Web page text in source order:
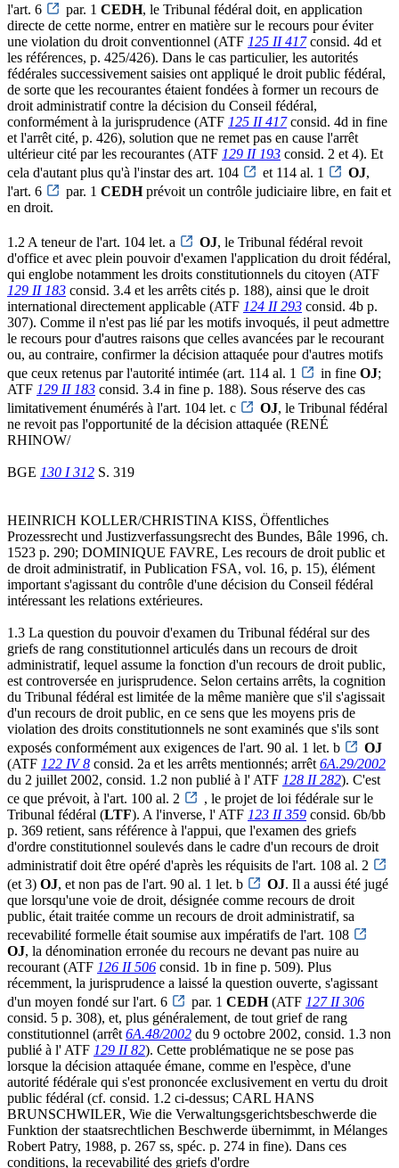
l'art. 6
par. 1 CEDH, le Tribunal fédéral doit, en application
directe de cette norme, entrer en matière sur le recours pour éviter
une violation du droit conventionnel (ATF 125 II 417consid. 4d et
les références, p. 425/426). Dans le cas particulier, les autorités
fédérales successivement saisies ont appliqué le droit public fédéral,
de sorte que les recourantes étaient fondées à former un recours de
droit administratif contre la décision du Conseil fédéral,
conformément à la jurisprudence (ATF 125 II 417consid. 4d in fine
et l'arrêt cité, p. 426), solution que ne remet pas en cause l'arrêt
ultérieur cité par les recourantes (ATF 129 II 193 consid. 2 et 4). Et
cela d'autant plus qu'à l'instar des art. 104
et 114 al. 1 OJ,
l'art. 6
par. 1 CEDHprévoit un contrôle judiciaire libre, en fait et
en droit.
1.2 A teneur de l'art. 104 let. a OJ, le Tribunal fédéral revoit
d'office et avec plein pouvoir d'examen l'application du droit fédéral,
qui englobe notamment les droits constitutionnels du citoyen (ATF
129 II 183 consid. 3.4 et les arrêts cités p. 188), ainsi que le droit
international directement applicable (ATF 124 II 293 consid. 4b p.
307). Comme il n'est pas lié par les motifs invoqués, il peut admettre
le recours pour d'autres raisons que celles avancées par le recourant
ou, au contraire, confirmer la décision attaquée pour d'autres motifs
que ceux retenus par l'autorité intimée (art. 114 al. 1
in fine OJ;
ATF 129 II 183 consid. 3.4 in fine p. 188). Sous réserve des cas
limitativement énumérés à l'art. 104 let. c
OJ, le Tribunal fédéral
ne revoit pas l'opportunité de la décision attaquée (RENÉ
RHINOW/
BGE 130 I 312 S. 319
HEINRICH KOLLER/CHRISTINA KISS, Öffentliches
Prozessrecht und Justizverfassungsrecht des Bundes, Bâle 1996, ch.
1523 p. 290; DOMINIQUE FAVRE, Les recours de droit public et
de droit administratif, in Publication FSA, vol. 16, p. 15), élément
important s'agissant du contrôle d'une décision du Conseil fédéral
intéressant les relations extérieures.
1.3 La question du pouvoir d'examen du Tribunal fédéral sur des
griefs de rang constitutionnel articulés dans un recours de droit
administratif, lequel assume la fonction d'un recours de droit public,
est controversée en jurisprudence. Selon certains arrêts, la cognition
du Tribunal fédéral est limitée de la même manière que s'il s'agissait
d'un recours de droit public, en ce sens que les moyens pris de
violation des droits constitutionnels ne sont examinés que s'ils sont
exposés conformément aux exigences de l'art. 90 al. 1 let. b
OJ
(ATF 122 IV 8 consid. 2a et les arrêts mentionnés; arrêt 6A.29/2002
du 2 juillet 2002, consid. 1.2 non publié à l' ATF 128 II 282). C'est
ce que prévoit, à l'art. 100 al. 2
, le projet de loi fédérale sur le
Tribunal fédéral (LTF). A l'inverse, l' ATF 123 II 359 consid. 6b/bb
p. 369 retient, sans référence à l'appui, que l'examen des griefs
d'ordre constitutionnel soulevés dans le cadre d'un recours de droit
administratif doit être opéré d'après les réquisits de l'art. 108 al. 2
(et 3) OJ, et non pas de l'art. 90 al. 1 let. b OJ. Il a aussi été jugé
que lorsqu'une voie de droit, désignée comme recours de droit
public, était traitée comme un recours de droit administratif, sa
recevabilité formelle était soumise aux impératifs de l'art. 108
OJ, la dénomination erronée du recours ne devant pas nuire au
recourant (ATF 126 II 506 consid. 1b in fine p. 509). Plus
récemment, la jurisprudence a laissé la question ouverte, s'agissant
d'un moyen fondé sur l'art. 6
par. 1 CEDH(ATF 127 II 306
consid. 5 p. 308), et, plus généralement, de tout grief de rang
constitutionnel (arrêt 6A.48/2002 du 9 octobre 2002, consid. 1.3 non
publié à l' ATF 129 II 82). Cette problématique ne se pose pas
lorsque la décision attaquée émane, comme en l'espèce, d'une
autorité fédérale qui s'est prononcée exclusivement en vertu du droit
public fédéral (cf. consid. 1.2 ci-dessus; CARL HANS
BRUNSCHWILER, Wie die Verwaltungsgerichtsbeschwerde die
Funktion der staatsrechtlichen Beschwerde übernimmt, in Mélanges
Robert Patry, 1988, p. 267 ss, spéc. p. 274 in fine). Dans ces
conditions, la recevabilité des griefs d'ordre